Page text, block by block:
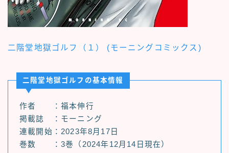
二階堂地獄ゴルフ（１） (モーニングコミックス)
二階堂地獄ゴルフの基本情報
作者 ：福本伸行
掲載誌 ：モーニング
連載開始：2023年8月17日
巻数 ：3巻（2024年12月14日現在）